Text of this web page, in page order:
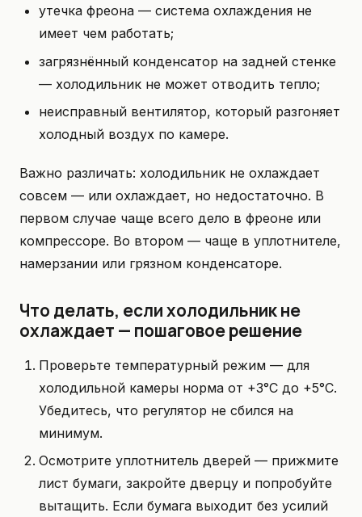
утечка фреона — система охлаждения не
имеет чем работать;
загрязнённый конденсатор на задней стенке
— холодильник не может отводить тепло;
неисправный вентилятор, который разгоняет
холодный воздух по камере.
Важно различать: холодильник не охлаждает
совсем — или охлаждает, но недостаточно. В
первом случае чаще всего дело в фреоне или
компрессоре. Во втором — чаще в уплотнителе,
намерзании или грязном конденсаторе.
Что делать, если холодильник не
охлаждает — пошаговое решение
Проверьте температурный режим — для
холодильной камеры норма от +3°C до +5°C.
Убедитесь, что регулятор не сбился на
минимум.
Осмотрите уплотнитель дверей — прижмите
лист бумаги, закройте дверцу и попробуйте
вытащить. Если бумага выходит без усилий